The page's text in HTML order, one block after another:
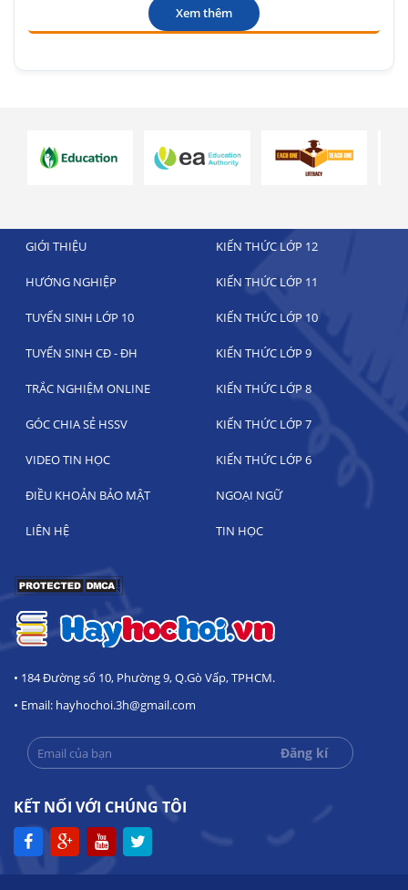
Xem thêm
GIỚI THIỆU KIẾN THỨC LỚP 12
HƯỚNG NGHIỆP KIẾN THỨC LỚP 11
TUYỂN SINH LỚP 10 KIẾN THỨC LỚP 10
TUYỂN SINH CĐ - ĐH KIẾN THỨC LỚP 9
TRẮC NGHIỆM ONLINE KIẾN THỨC LỚP 8
GÓC CHIA SẺ HSSV KIẾN THỨC LỚP 7
VIDEO TIN HỌC KIẾN THỨC LỚP 6
ĐIỀU KHOẢN BẢO MẬT NGOẠI NGỮ
LIÊN HỆ TIN HỌC
• 184 Đường số 10, Phường 9, Q.Gò Vấp, TPHCM.
• Email: hayhochoi.3h@gmail.com
KẾT NỐI VỚI CHÚNG TÔI